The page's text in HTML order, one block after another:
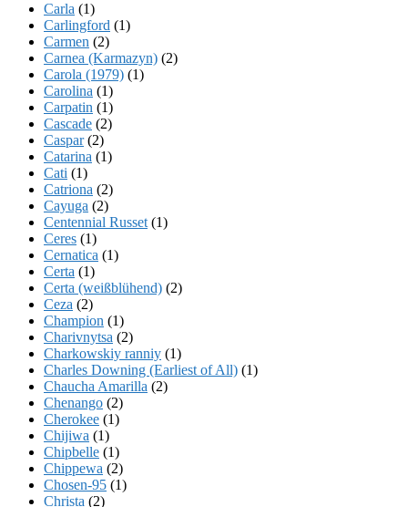
Carla (1)
Carlingford (1)
Carmen (2)
Carnea (Karmazyn) (2)
Carola (1979) (1)
Carolina (1)
Carpatin (1)
Cascade (2)
Caspar(2)
Catarina (1)
Cati (1)
Catriona (2)
Cayuga (2)
Centennial Russet (1)
Ceres (1)
Cernatica (1)
Certa (1)
Certa (weißblühend) (2)
Ceza (2)
Champion (1)
Charivnytsa (2)
Charkowskiy ranniy (1)
Charles Downing (Earliest of All) (1)
Chaucha Amarilla (2)
Chenango (2)
Cherokee (1)
Chijiwa (1)
Chipbelle (1)
Chippewa (2)
Chosen-95 (1)
Christa (2)